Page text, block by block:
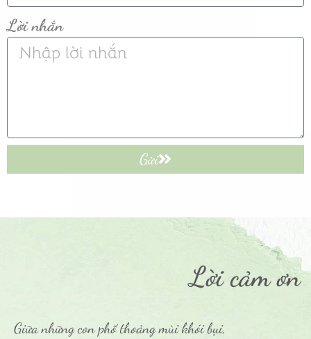
Lời nhắn
Gửi
Lời cảm ơn
Giữa những con phố thoảng mùi khói bụi,